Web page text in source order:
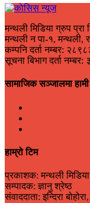
मन्थली मिडिया ग्रुप प्रा
मन्थली न पा-१, मन्थली,
कम्पनि दर्ता नम्बर:
सूचना बिभाग दर्ता
सामाजिक सञ्जालमा हामी
हाम्रो टिम
प्रकाशक: मन्थली
सम्पादक: ज्ञानु श्रेष्ठ
संवाददाता: इन्दिरा